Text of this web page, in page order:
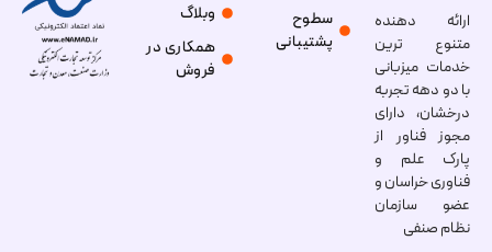
ارائه دهنده
متنوع ترین
خدمات میزبانی
با دو دهه تجربه
درخشان، دارای
مجوز فناور از
پارک علم و
فناوری خراسان و
عضو سازمان
نظام صنفی
سطوح
پشتیبانی
وبلاگ
همکاری در
فروش